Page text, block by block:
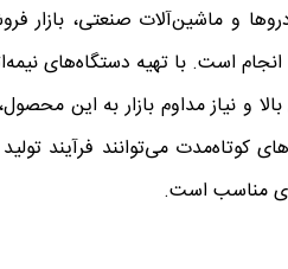
و ماشین‌آلات صنعتی، بازار
است. با تهیه دستگاه‌های
و نیاز مداوم بازار به این
کوتاه‌مدت می‌توانند فرآیند
مناسب است.